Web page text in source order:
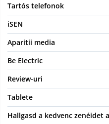
Tartós telefonok
iSEN
Aparitii media
Be Electric
Review-uri
Tablete
Hallgasd a kedvenc zenéidet